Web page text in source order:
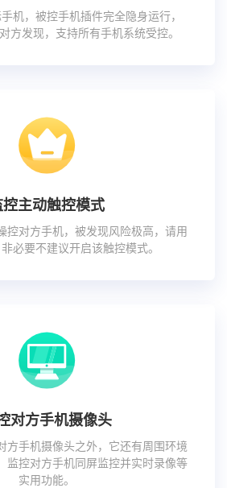
机，被控手机插件完全隐身运行，
方发现，支持所有手机系统受控。
控主动触控模式
控对方手机，被发现风险极高，请用
必要不建议开启该触控模式。
对方手机摄像头
方手机摄像头之外，它还有周围环境
监控对方手机同屏监控并实时录像等
实用功能。